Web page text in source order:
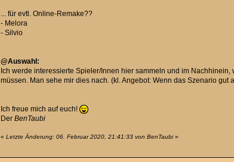
... für evtl. Online-Remake??
- Melora
- Silvio
@Auswahl:
Ich werde interessierte Spieler/Innen hier sammeln und im
müssen. Man sehe mir dies nach. (kl. Angebot: Wenn das Szenario
Ich freue mich auf euch!
DerBenTaubi
«Letzte Änderung: 06. Februar 2020, 21:41:33 von BenTaubi»